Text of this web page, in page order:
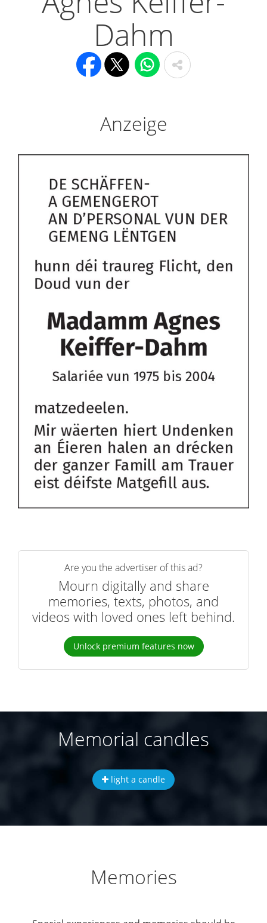
Dahm
Anzeige
Are you the advertiser of this ad?
Mourn digitally and share
memories, texts, photos, and
videos with loved ones left behind.
Unlock premium features now
Memorial candles
light a candle
Memories